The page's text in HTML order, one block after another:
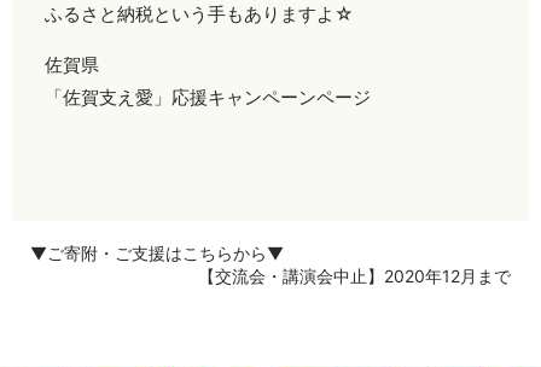
ふるさと納税という手もありますよ☆
佐賀県
「佐賀支え愛」応援キャンペーンページ
▼ご寄附・ご支援はこちらから▼
【交流会・講演会中止】2020年12月まで